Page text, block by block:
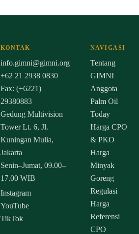
KONTAK
info.gimni@gimni.org
+62 21 2938 0830
Fax: (+6221)
29380883
Gedung Multivision
Tower Lt. 6, Jl.
Kuningan Mulia,
Jakarta
Senin–Jumat, 09.00–
17.00 WIB
Instagram
YouTube
TikTok
NAVIGASI
Tentang
GIMNI
Anggota
Palm Oil
Today
Harga CPO
& PKO
Harga
Minyak
Goreng
Regulasi
Harga
Referensi
CPO